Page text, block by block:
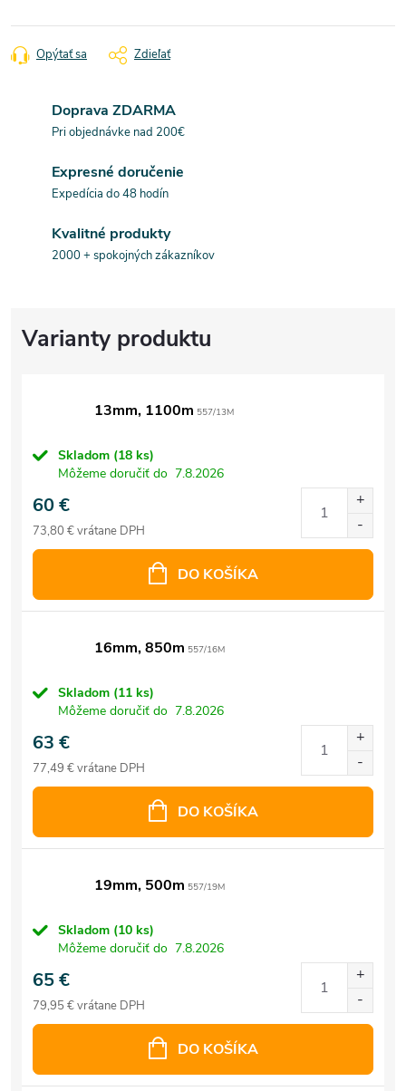
Opýtať sa Zdieľať
Doprava ZDARMA
Pri objednávke nad 200€
Expresné doručenie
Expedícia do 48 hodín
Kvalitné produkty
2000 + spokojných zákazníkov
13mm, 1100m 557/13M
Skladom (18 ks)
Môžeme doručiť do 7.8.2026
60 €
73,80 € vrátane DPH
DO KOŠÍKA
16mm, 850m 557/16M
Skladom (11 ks)
Môžeme doručiť do 7.8.2026
63 €
77,49 € vrátane DPH
DO KOŠÍKA
19mm, 500m 557/19M
Skladom (10 ks)
Môžeme doručiť do 7.8.2026
65 €
79,95 € vrátane DPH
DO KOŠÍKA